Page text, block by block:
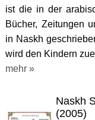
ist die in der
Bücher, Zeitungen
in Naskh
wird den Kindern
mehr »
Naskh
(2005)